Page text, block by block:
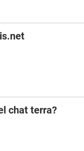
chat terra?